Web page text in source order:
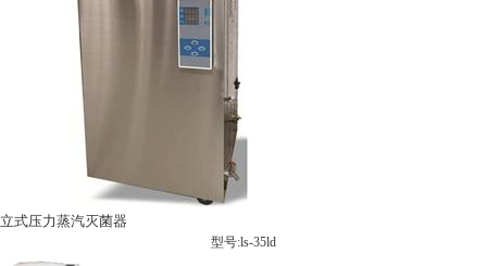
立式压力蒸汽灭菌器
型号:ls-35ld